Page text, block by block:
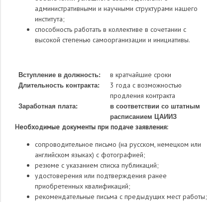
административными и научными структурами нашего
института;
способность работать в коллективе в сочетании с
высокой степенью самоорганизации и инициативы.
Вступление в должность: в кратчайшие сроки
Длительность контракта:
3 года с возможностью
продления контракта
Заработная плата:
в соответствии со штатным
расписанием ЦАИИЗ
Необходимые документы при подаче заявления:
сопроводительное письмо (на русском, немецком или
английском языках) с фотографией;
резюме с указанием списка публикаций;
удостоверения или подтверждения ранее
приобретенных квалификаций;
рекомендательные письма с предыдущих мест работы;